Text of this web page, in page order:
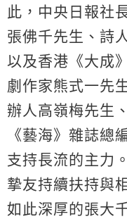
此，中央日報社
張佛千先生、詩
以及香港《大成
劇作家熊式一先
辦人高嶺梅先生
《藝海》雜誌總
支持長流的主力
摯友持續扶持與
如此深厚的張大